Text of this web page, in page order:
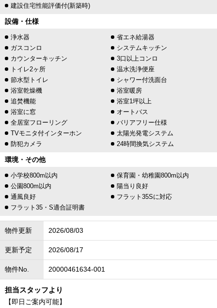
建設住宅性能評価付(新築時)
設備・仕様
浄水器
省エネ給湯器
ガスコンロ
システムキッチン
カウンターキッチン
3口以上コンロ
トイレ2ヶ所
温水洗浄便座
節水型トイレ
シャワー付洗面台
浴室乾燥機
浴室暖房
追焚機能
浴室1坪以上
浴室に窓
オートバス
全居室フローリング
バリアフリー仕様
TVモニタ付インターホン
太陽光発電システム
防犯カメラ
24時間換気システム
環境・その他
小学校800m以内
保育園・幼稚園800m以内
公園800m以内
陽当り良好
通風良好
フラット35Sに対応
フラット35・S適合証明書
物件更新 2026/08/03
更新予定 2026/08/17
物件No. 20000461634-001
担当スタッフより
【即日ご案内可能】